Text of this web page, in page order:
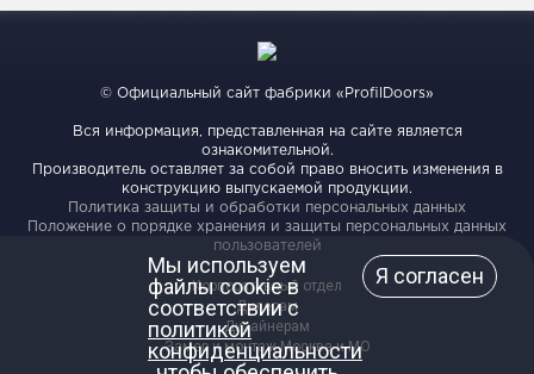
Мы используем
файлы cookie в
соответствии с
политикой
конфиденциальности
Я согласен
© Официальный сайт фабрики «ProfilDoors»
Вся информация, представленная на сайте является
ознакомительной.
Производитель оставляет за собой право вносить изменения в
конструкцию выпускаемой продукции.
Политика защиты и обработки персональных данных
Положение о порядке хранения и защиты персональных данных
пользователей
Корпоративный отдел
Дилерам
Дизайнерам
Замер и монтаж Москва и МО